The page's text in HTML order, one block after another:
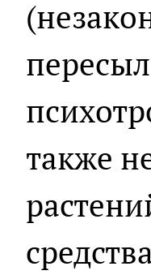
также